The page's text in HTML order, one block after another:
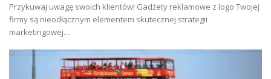
Przykuwaj uwagę swoich klientów! Gadżety reklamowe z logo Twojej
firmy są nieodłącznym elementem skutecznej strategii
marketingowej....